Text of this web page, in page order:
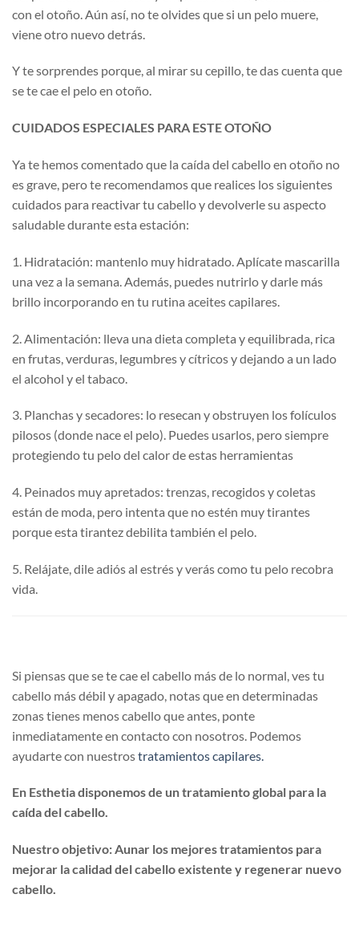
con el otoño. Aún así, no te olvides que si un pelo muere,
viene otro nuevo detrás.
Y te sorprendes porque, al mirar su cepillo, te das cuenta que
se te cae el pelo en otoño.
CUIDADOS ESPECIALES PARA ESTE OTOÑO
Ya te hemos comentado que la caída del cabello en otoño no
es grave, pero te recomendamos que realices los siguientes
cuidados para reactivar tu cabello y devolverle su aspecto
saludable durante esta estación:
1. Hidratación: mantenlo muy hidratado. Aplícate mascarilla
una vez a la semana. Además, puedes nutrirlo y darle más
brillo incorporando en tu rutina aceites capilares.
2. Alimentación: lleva una dieta completa y equilibrada, rica
en frutas, verduras, legumbres y cítricos y dejando a un lado
el alcohol y el tabaco.
3. Planchas y secadores: lo resecan y obstruyen los folículos
pilosos (donde nace el pelo). Puedes usarlos, pero siempre
protegiendo tu pelo del calor de estas herramientas
4. Peinados muy apretados: trenzas, recogidos y coletas
están de moda, pero intenta que no estén muy tirantes
porque esta tirantez debilita también el pelo.
5. Relájate, dile adiós al estrés y verás como tu pelo recobra
vida.
Si piensas que se te cae el cabello más de lo normal, ves tu
cabello más débil y apagado, notas que en determinadas
zonas tienes menos cabello que antes, ponte
inmediatamente en contacto con nosotros. Podemos
ayudarte con nuestrostratamientos capilares.
En Esthetia disponemos de un tratamiento global para la
caída del cabello.
Nuestro objetivo: Aunar los mejores tratamientos para
mejorar la calidad del cabello existente y regenerar nuevo
cabello.